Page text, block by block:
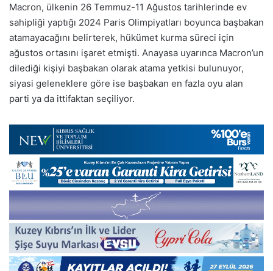
Macron, ülkenin 26 Temmuz-11 Ağustos tarihlerinde ev
sahipliği yaptığı 2024 Paris Olimpiyatları boyunca başbakan
atamayacağını belirterek, hükümet kurma süreci için
ağustos ortasını işaret etmişti. Anayasa uyarınca Macron’un
dilediği kişiyi başbakan olarak atama yetkisi bulunuyor,
siyasi geleneklere göre ise başbakan en fazla oyu alan
parti ya da ittifaktan seçiliyor.